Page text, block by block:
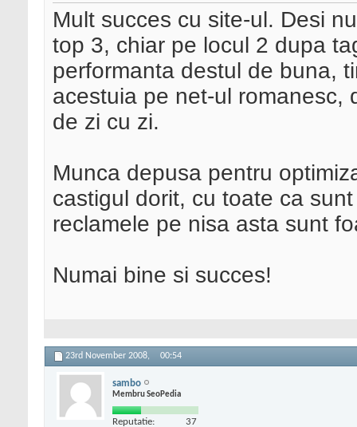
Mult succes cu site-ul. Desi
top 3, chiar pe locul 2 dupa
performanta destul de buna,
acestuia pe net-ul romanesc,
de zi cu zi.
Munca depusa pentru
castigul dorit, cu toate ca
reclamele pe nisa asta sunt
Numai bine si succes!
23rd November 2008, 00:54
sambo
Membru SeoPedia
Reputatie: 37